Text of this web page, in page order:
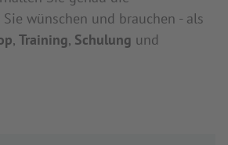
wünschen und brauchen - als
, Training, Schulung und